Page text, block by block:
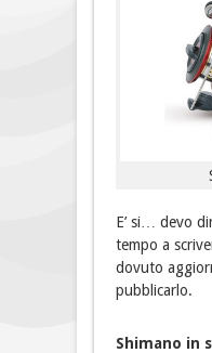
E’ si… devo
tempo a
dovuto
pubblicarlo.
Shimano in